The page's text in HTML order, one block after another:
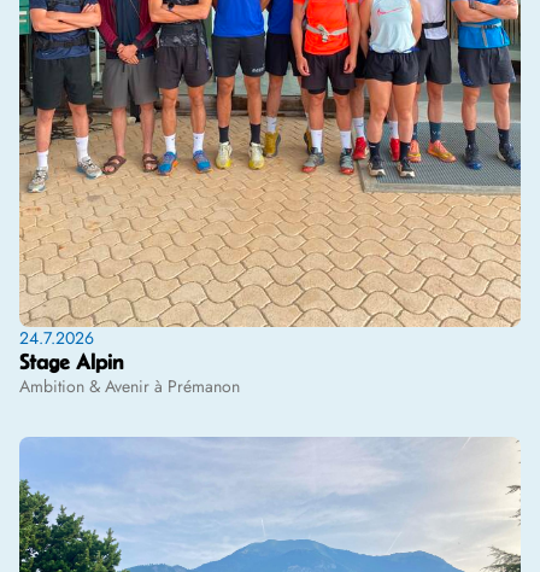
24.7.2026
Stage Alpin
Ambition & Avenir à Prémanon